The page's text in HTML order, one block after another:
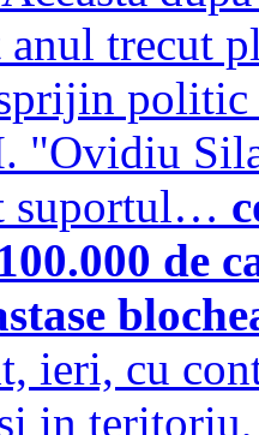
anul trecut
sprijin
"Ovidiu
suportul…
100.000 de
ieri, cu
in